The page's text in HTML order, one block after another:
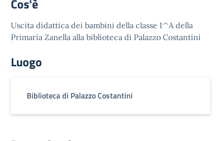
Cos'è
Uscita didattica dei bambini della classe 1^A della
Primaria Zanella alla biblioteca di Palazzo Costantini
Luogo
Biblioteca di Palazzo Costantini